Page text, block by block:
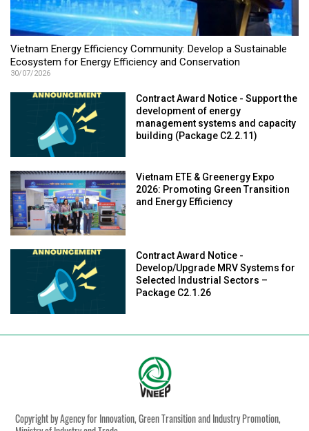
Vietnam Energy Efficiency Community: Develop a Sustainable
Ecosystem for Energy Efficiency and Conservation
30/07/2026
Contract Award Notice - Support the
development of energy
management systems and capacity
building (Package C2.2.11)
Vietnam ETE & Greenergy Expo
2026: Promoting Green Transition
and Energy Efficiency
Contract Award Notice -
Develop/Upgrade MRV Systems for
Selected Industrial Sectors –
Package C2.1.26
Copyright by Agency for Innovation, Green Transition and Industry Promotion,